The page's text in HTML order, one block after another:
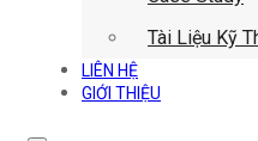
Tài Liệu Kỹ
LIÊN HỆ
GIỚI THIỆU